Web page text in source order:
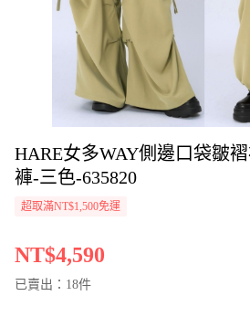
HARE女多WAY側邊口袋皺
褲-三色-635820
超取滿NT$1,500免運
NT$4,590
已賣出：18件